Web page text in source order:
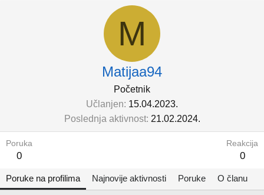
M
Matijaa94
Početnik
Učlanjen 15.04.2023.
Poslednja aktivnost 21.02.2024.
Poruka
0
Reakcija
0
Poruke na profilima Najnovije aktivnosti Poruke O članu